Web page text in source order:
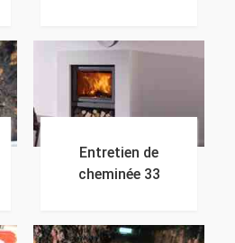
Entretien de
cheminée 33